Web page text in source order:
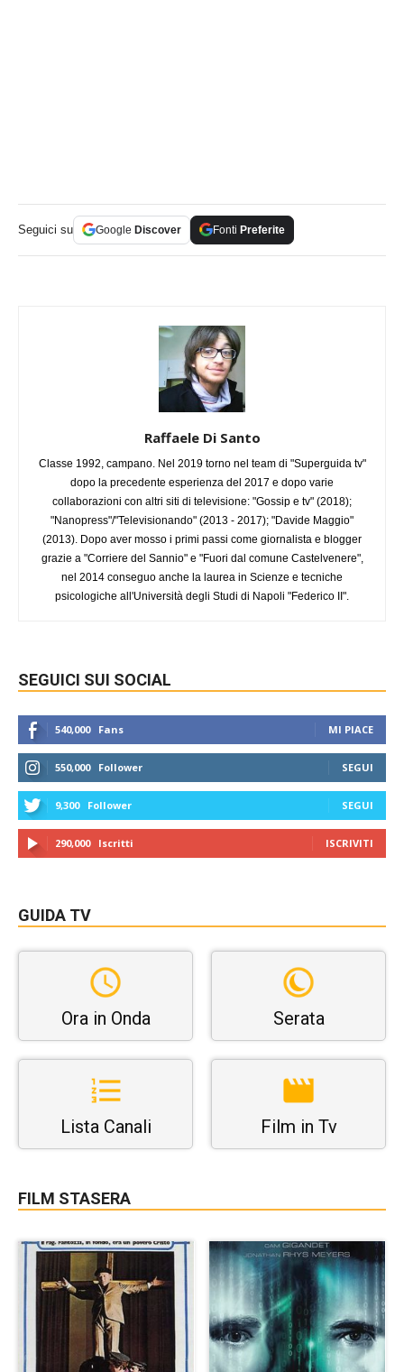
Seguici su Google Discover Fonti Preferite
Raffaele Di Santo
Classe 1992, campano. Nel 2019 torno nel team di "Superguida tv"
dopo la precedente esperienza del 2017 e dopo varie
collaborazioni con altri siti di televisione: "Gossip e tv" (2018);
"Nanopress"/"Televisionando" (2013 - 2017); "Davide Maggio"
(2013). Dopo aver mosso i primi passi come giornalista e blogger
grazie a "Corriere del Sannio" e "Fuori dal comune Castelvenere",
nel 2014 conseguo anche la laurea in Scienze e tecniche
psicologiche all'Università degli Studi di Napoli "Federico II".
SEGUICI SUI SOCIAL
540,000 Fans MI PIACE
550,000 Follower SEGUI
9,300 Follower SEGUI
290,000 Iscritti ISCRIVITI
GUIDA TV
Ora in Onda Serata
Lista Canali Film in Tv
FILM STASERA